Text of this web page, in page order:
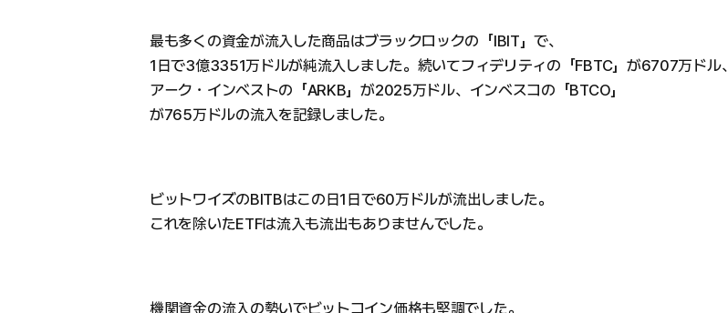
最も多くの資金が流入した商品はブラックロックの「IBIT」で、
1日で3億3351万ドルが純流入しました。続いてフィデリティの「FBTC」が6707万ドル、
アーク・インベストの「ARKB」が2025万ドル、インベスコの「BTCO」
が765万ドルの流入を記録しました。
ビットワイズのBITBはこの日1日で60万ドルが流出しました。
これを除いたETFは流入も流出もありませんでした。
機関資金の流入の勢いでビットコイン価格も堅調でした。